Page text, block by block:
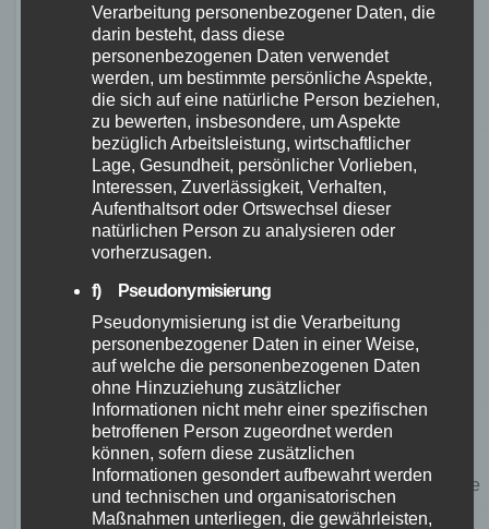
Qualität
Gut
verarbeitet
Hohe
Zuverlässigkeit
mit der
Lieferung
Komfort
Angenehmes
Fahrgefühl
Design
Montage
Einfache
Zusammenbau
Kundenservice
Freundlich
und hilfsbereit
Probleme
Kundenservice
Verarbeitung personenbezogener Daten, die
darin besteht, dass diese
personenbezogenen Daten verwendet
werden, um bestimmte persönliche Aspekte,
die sich auf eine natürliche Person beziehen,
zu bewerten, insbesondere, um Aspekte
bezüglich Arbeitsleistung, wirtschaftlicher
Lage, Gesundheit, persönlicher Vorlieben,
Interessen, Zuverlässigkeit, Verhalten,
Aufenthaltsort oder Ortswechsel dieser
natürlichen Person zu analysieren oder
vorherzusagen.
f) Pseudonymisierung
Pseudonymisierung ist die Verarbeitung
personenbezogener Daten in einer Weise,
auf welche die personenbezogenen Daten
ohne Hinzuziehung zusätzlicher
Informationen nicht mehr einer spezifischen
betroffenen Person zugeordnet werden
können, sofern diese zusätzlichen
Informationen gesondert aufbewahrt werden
und technischen und organisatorischen
Maßnahmen unterliegen, die gewährleisten,